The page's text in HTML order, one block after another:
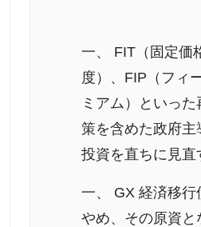
一、 FIT（固定価
度）、FIP（フィ
ミアム）といった
策を含めた政府主
投資を直ちに見直
一、 GX 経済移行
やめ、その原資と